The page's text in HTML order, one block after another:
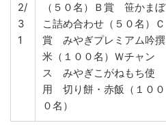
2/
3
1
（５０名）Ｂ賞 笹かまぼ
こ詰め合わせ（５０名）Ｃ
賞 みやぎプレミアム吟撰
米（１００名）Ｗチャン
ス みやぎこがねもち使
用 切り餅・赤飯（１００
０名）